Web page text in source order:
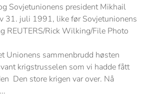
Unionens sammenbrudd høsten
krigstrusselen som vi hadde fått
Den store krigen var over. Nå